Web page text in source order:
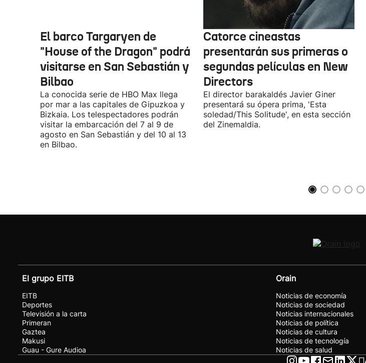
El barco Targaryen de
"House of the Dragon" podrá
visitarse en San Sebastián y
Bilbao
La conocida serie de HBO Max llega
por mar a las capitales de Gipuzkoa y
Bizkaia. Los telespectadores podrán
visitar la embarcación del 7 al 9 de
agosto en San Sebastián y del 10 al 13
en Bilbao.
Catorce cineastas
presentarán sus primeras o
segundas películas en New
Directors
El director barakaldés Javier Giner
presentará su ópera prima, 'Esta
soledad/This Solitude', en esta sección
del Zinemaldia.
El grupo EITB
EITB
Deportes
Televisión a la carta
Primeran
Gaztea
Makusi
Guau - Gure Audioa
Orain
Noticias de economía
Noticias de sociedad
Noticias internacionales
Noticias de política
Noticias de cultura
Noticias de tecnología
Noticias de salud